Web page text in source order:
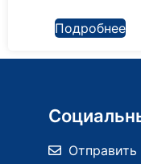
Подробнее